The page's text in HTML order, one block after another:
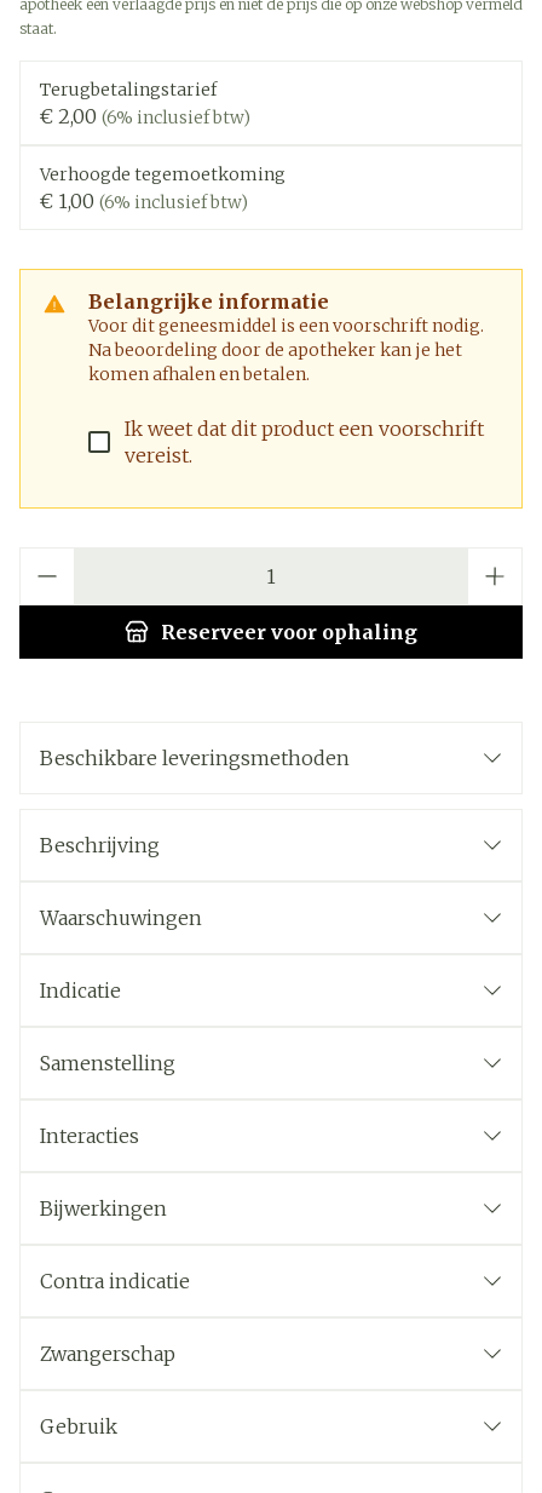
apotheek een verlaagde prijs en niet de prijs die op onze webshop vermeld
staat.
Terugbetalingstarief
€ 2,00 (6% inclusief btw)
Verhoogde tegemoetkoming
€ 1,00 (6% inclusief btw)
Belangrijke informatie
Voor dit geneesmiddel is een voorschrift nodig.
Na beoordeling door de apotheker kan je het
komen afhalen en betalen.
Ik weet dat dit product een voorschrift
vereist.
Reserveer voor ophaling
Beschikbare leveringsmethoden
Beschrijving
Waarschuwingen
Indicatie
Samenstelling
Interacties
Bijwerkingen
Contra indicatie
Zwangerschap
Gebruik